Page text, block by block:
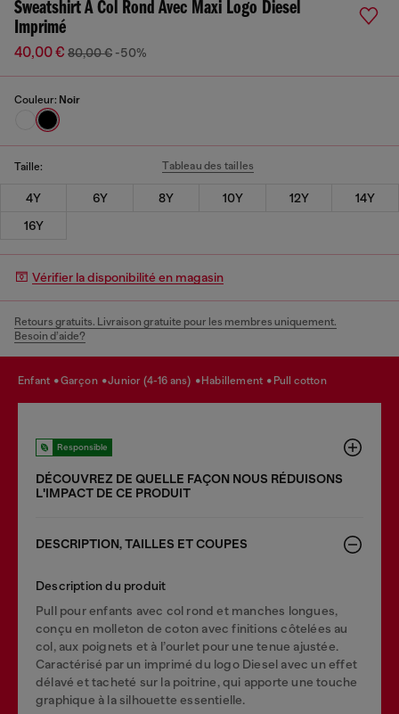
Sweatshirt À Col Rond Avec Maxi Logo Diesel
Imprimé
40,00 € 80,00 € -50%
Couleur: Noir
Taille: Tableau des tailles
4Y 6Y 8Y 10Y 12Y
14Y
16Y
Vérifier la disponibilité en magasin
Retours gratuits. Livraison gratuite pour les membres uniquement.
Besoin d’aide?
enfant garçon junior (4-16 ans) habillement pull cotton
Responsible
DÉCOUVREZ DE QUELLE FAÇON NOUS RÉDUISONS
LʹIMPACT DE CE PRODUIT
DESCRIPTION, TAILLES ET COUPES
Description du produit
Pull pour enfants avec col rond et manches longues,
conçu en molleton de coton avec finitions côtelées au
col, aux poignets et à l’ourlet pour une tenue ajustée.
Caractérisé par un imprimé du logo Diesel avec un effet
délavé et tacheté sur la poitrine, qui apporte une touche
graphique à la silhouette essentielle.